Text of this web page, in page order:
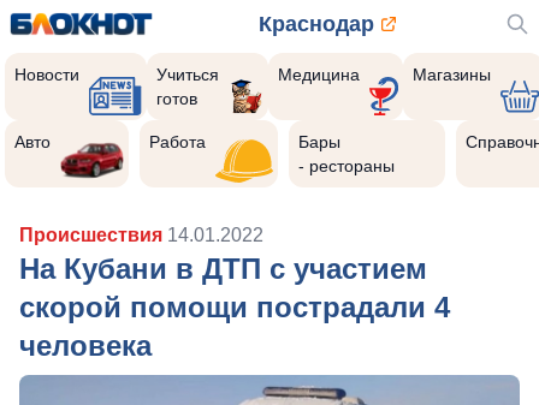
Краснодар
Новости
Учиться
готов
Медицина Магазины
Авто Работа
Бары
- рестораны
Происшествия 14.01.2022
На Кубани в ДТП с участием
скорой помощи пострадали 4
человека